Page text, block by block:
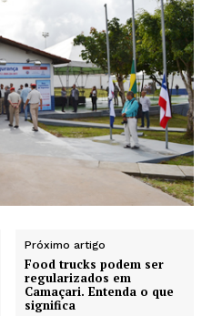
Próximo artigo
Food trucks podem ser
regularizados em
Camaçari. Entenda o que
significa